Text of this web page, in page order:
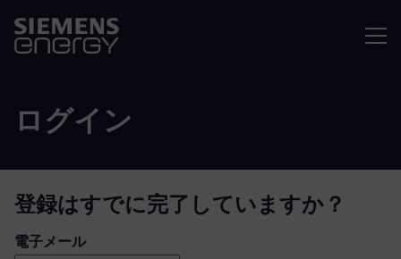
ログイン
登録はすでに完了していますか？
ログイン：ユーザーとパスワード
電子メール